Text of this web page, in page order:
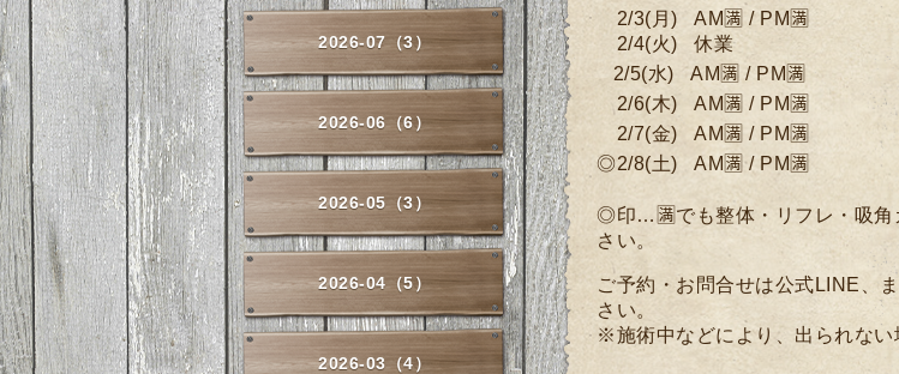
2/3(月 ) AM🈵 / PM🈵
2/4(火) 休業
2/5(水)AM🈵 / PM🈵
2/6(木) AM🈵 / PM🈵
2/7(金) AM🈵 / PM🈵
◎2/8(土) AM🈵 / PM🈵
◎印…🈵でも整体・リフレ・吸角
さい。
ご予約・お問合せは公式LINE、
さい。
※施術中などにより、出られない
2026-07（3）
2026-06（6）
2026-05（3）
2026-04（5）
2026-03（4）